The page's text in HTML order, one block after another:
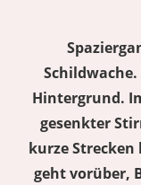
Hintergrund.
gesenkter
kurze
geht vorüber,